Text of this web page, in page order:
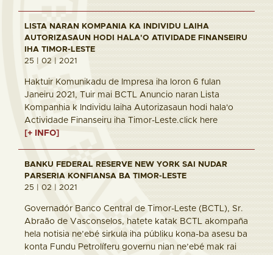
LISTA NARAN KOMPANIA KA INDIVIDU LAIHA
AUTORIZASAUN HODI HALA'O ATIVIDADE FINANSEIRU
IHA TIMOR-LESTE
25 | 02 | 2021
Haktuir Komunikadu de Impresa iha loron 6 fulan
Janeiru 2021, Tuir mai BCTL Anuncio naran Lista
Kompanhia k Individu laiha Autorizasaun hodi hala'o
Actividade Finanseiru iha Timor-Leste.click here
[+ INFO]
BANKU FEDERAL RESERVE NEW YORK SAI NUDAR
PARSERIA KONFIANSA BA TIMOR-LESTE
25 | 02 | 2021
Governadór Banco Central de Timor-Leste (BCTL), Sr.
Abraão de Vasconselos, hatete katak BCTL akompaña
hela notisia ne’ebé sirkula iha públiku kona-ba asesu ba
konta Fundu Petrolíferu governu nian ne’ebé mak rai